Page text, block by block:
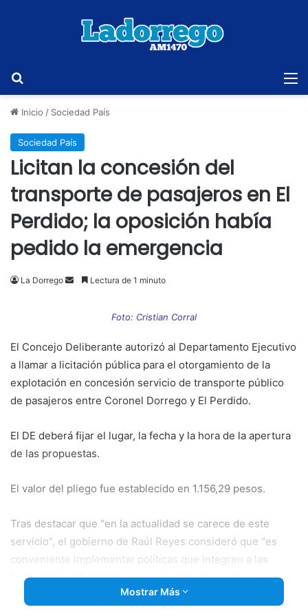
Inicio / Sociedad País
Sociedad País
Licitan la concesión del
transporte de pasajeros en El
Perdido; la oposición había
pedido la emergencia
La Dorrego
SendLectura de 1 minuto
Foto: Cristian Corral
El Concejo Deliberante autorizó al Departamento Ejecutivo
a llamar a licitación pública para el otorgamiento de la
explotación en concesión servicio de transporte público
de pasajeros entre Coronel Dorrego y El Perdido.
El DE deberá fijar el lugar, la fecha y la hora de la apertura
de las propuestas.
El valor del pliego fue establecido en 1.156,29 pesos.
Tras destacar que “en la actualidad se carece de este
servicio”, el gobierno de Raúl Reyes consideró que “es
conveniente implementar políticas que integren a las
localidades del distrito con su ciudad cabecera”.
El bloque del FPV – UC había pedido la emergencia de
Mostrar Más